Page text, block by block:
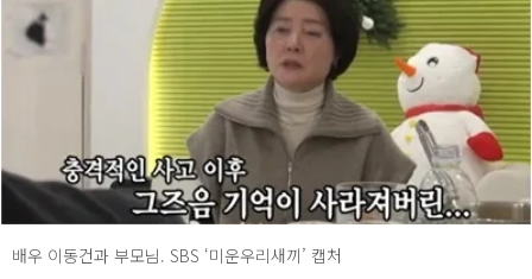
배우 이동건과 부모님. SBS ‘미운우리새끼’ 캡처